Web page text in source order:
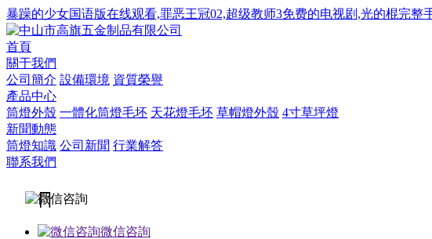
暴躁的少女国语版在线观看,罪恶王冠02,超级教师3免费的电视剧,光的棍完
首頁
關于我們
公司簡介 設備環境 資質榮譽
產品中心
筒燈外殼 一體化筒燈毛坯 天花燈毛坯 草帽燈外殼 4寸草坪燈
新聞動態
筒燈知識 公司新聞 行業解答
聯系我們

微信咨詢